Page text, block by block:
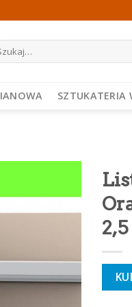
SZTUKATERIA